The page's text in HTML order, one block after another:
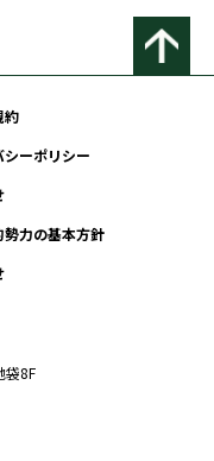
約
シーポリシー
勢力の基本方針
袋8F